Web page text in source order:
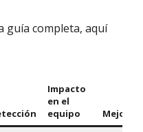
guía completa, aquí
Impacto
en el
equipo
Mejor